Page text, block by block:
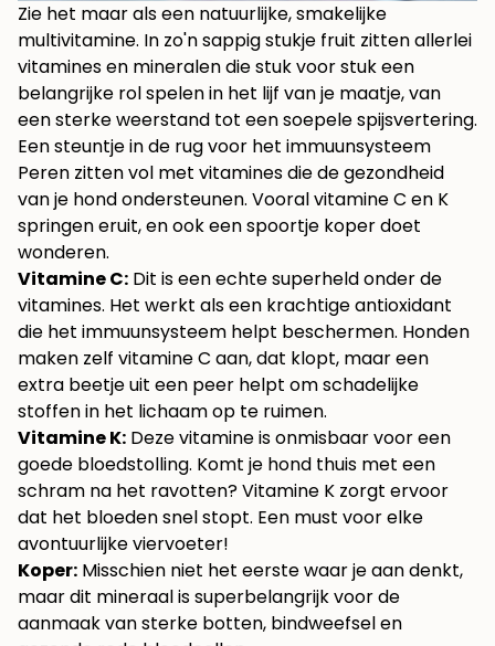
Zie het maar als een natuurlijke, smakelijke
multivitamine. In zo'n sappig stukje fruit zitten allerlei
vitamines en mineralen die stuk voor stuk een
belangrijke rol spelen in het lijf van je maatje, van
een sterke weerstand tot een soepele spijsvertering.
Een steuntje in de rug voor het immuunsysteem
Peren zitten vol met vitamines die de gezondheid
van je hond ondersteunen. Vooral vitamine C en K
springen eruit, en ook een spoortje koper doet
wonderen.
Vitamine C: Dit is een echte superheld onder de
vitamines. Het werkt als een krachtige antioxidant
die het immuunsysteem helpt beschermen. Honden
maken zelf vitamine C aan, dat klopt, maar een
extra beetje uit een peer helpt om schadelijke
stoffen in het lichaam op te ruimen.
Vitamine K: Deze vitamine is onmisbaar voor een
goede bloedstolling. Komt je hond thuis met een
schram na het ravotten? Vitamine K zorgt ervoor
dat het bloeden snel stopt. Een must voor elke
avontuurlijke viervoeter!
Koper: Misschien niet het eerste waar je aan denkt,
maar dit mineraal is superbelangrijk voor de
aanmaak van sterke botten, bindweefsel en